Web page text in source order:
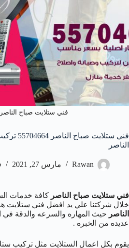
فني ستلايت صباح الناصر
فني
الناصر
Rawan مارس 27, 2021
فني ستلايت صباح الناصر كافة خدمات
خلال شركتنا علي يد افضل فني ستلايت
الناصر حيث المهاره والسرعه والدقة في
عديده من الخبره .
يقوم بكل اعمال الستلايت مثل تركيب